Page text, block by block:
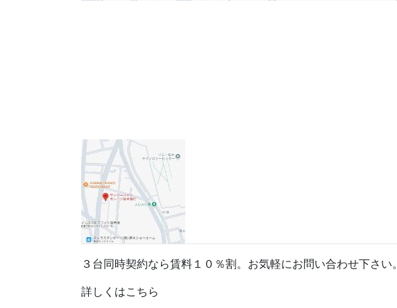
３台同時契約なら賃料１０％割。お気軽にお問い合わせ下さい。
詳しくはこちら